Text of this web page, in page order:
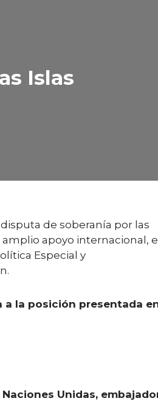
Islas
de soberanía por las
apoyo internacional,
Especial y
a la posición presentada
Unidas,